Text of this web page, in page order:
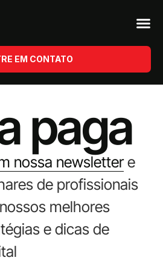
EM CONTATO
paga
nossa newslettere
de profissionais
melhores
e dicas de